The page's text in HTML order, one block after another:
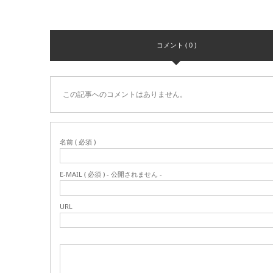
コメント ( 0 )
この記事へのコメントはありません。
名前 ( 必須 )
E-MAIL ( 必須 ) - 公開されません -
URL